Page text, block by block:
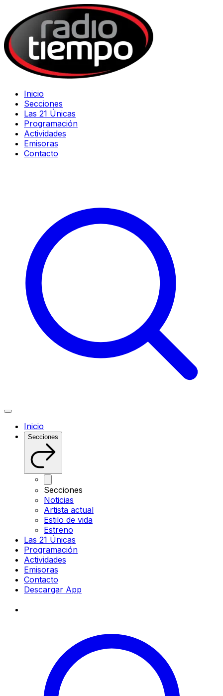
Inicio
Secciones
Las 21 Únicas
Programación
Actividades
Emisoras
Contacto
Inicio
Secciones
Secciones
Noticias
Artista actual
Estilo de vida
Estreno
Las 21 Únicas
Programación
Actividades
Emisoras
Contacto
Descargar App